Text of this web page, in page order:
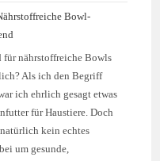
Bowl-
für nährstoffreiche Bowls
Als ich den Begriff
ich ehrlich gesagt etwas
für Haustiere. Doch
kein echtes
um gesunde,